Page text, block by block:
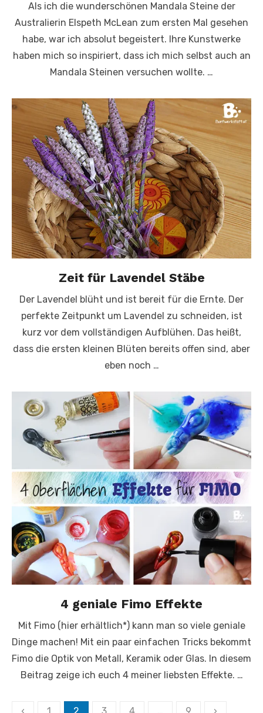
Als ich die wunderschönen Mandala Steine der
Australierin Elspeth McLean zum ersten Mal gesehen
habe, war ich absolut begeistert. Ihre Kunstwerke
haben mich so inspiriert, dass ich mich selbst auch an
Mandala Steinen versuchen wollte. …
Zeit für Lavendel Stäbe
Der Lavendel blüht und ist bereit für die Ernte. Der
perfekte Zeitpunkt um Lavendel zu schneiden, ist
kurz vor dem vollständigen Aufblühen. Das heißt,
dass die ersten kleinen Blüten bereits offen sind, aber
eben noch …
4 geniale Fimo Effekte
Mit Fimo (hier erhältlich*) kann man so viele geniale
Dinge machen! Mit ein paar einfachen Tricks bekommt
Fimo die Optik von Metall, Keramik oder Glas. In diesem
Beitrag zeige ich euch 4 meiner liebsten Effekte. …
Seitennummerierung